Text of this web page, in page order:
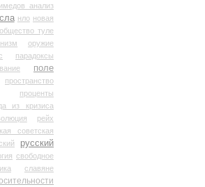
анализ
нло новая
общество туле
оружие
парадоксы
поле
пространство
проценты
из кризиса
рейх
советская
русский
свободное
славяне